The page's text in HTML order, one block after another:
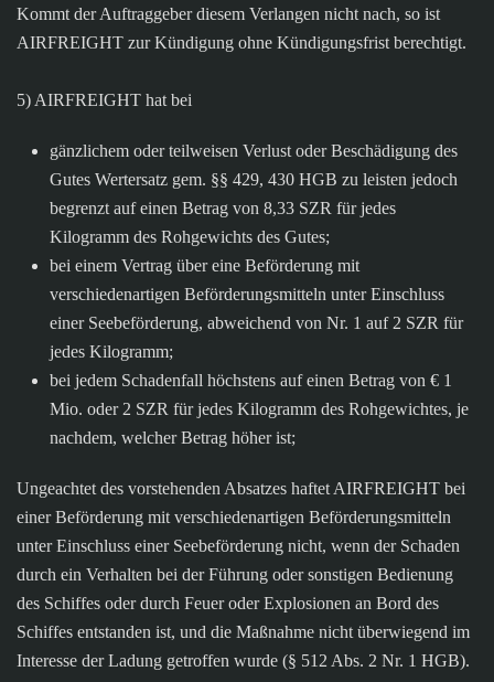
Kommt der Auftraggeber diesem Verlangen nicht nach, so ist
AIRFREIGHT zur Kündigung ohne Kündigungsfrist berechtigt.
5) AIRFREIGHT hat bei
gänzlichem oder teilweisen Verlust oder Beschädigung des
Gutes Wertersatz gem. §§ 429, 430 HGB zu leisten jedoch
begrenzt auf einen Betrag von 8,33 SZR für jedes
Kilogramm des Rohgewichts des Gutes;
bei einem Vertrag über eine Beförderung mit
verschiedenartigen Beförderungsmitteln unter Einschluss
einer Seebeförderung, abweichend von Nr. 1 auf 2 SZR für
jedes Kilogramm;
bei jedem Schadenfall höchstens auf einen Betrag von € 1
Mio. oder 2 SZR für jedes Kilogramm des Rohgewichtes, je
nachdem, welcher Betrag höher ist;
Ungeachtet des vorstehenden Absatzes haftet AIRFREIGHT bei
einer Beförderung mit verschiedenartigen Beförderungsmitteln
unter Einschluss einer Seebeförderung nicht, wenn der Schaden
durch ein Verhalten bei der Führung oder sonstigen Bedienung
des Schiffes oder durch Feuer oder Explosionen an Bord des
Schiffes entstanden ist, und die Maßnahme nicht überwiegend im
Interesse der Ladung getroffen wurde (§ 512 Abs. 2 Nr. 1 HGB).